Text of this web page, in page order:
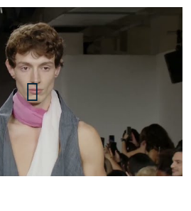
Fashion
| LISAA Mode